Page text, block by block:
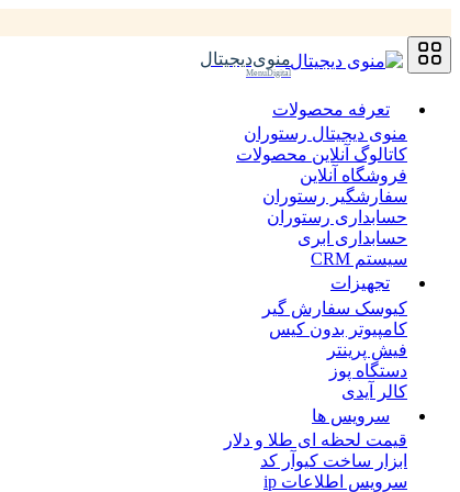
منوی‌دیجیتال
MenuDigital
تعرفه محصولات
منوی دیجیتال رستوران
کاتالوگ آنلاین محصولات
فروشگاه آنلاین
سفارشگیر رستوران
حسابداری رستوران
حسابداری ابری
سیستم CRM
تجهیزات
کیوسک سفارش گیر
کامپیوتر بدون کیس
فیش پرینتر
دستگاه پوز
کالر آیدی
سرویس ها
قیمت لحظه ای طلا و دلار
ابزار ساخت کیوآر کد
سرویس اطلاعات ip